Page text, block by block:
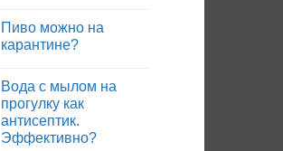
больнице?
записи
Сон
с
Пиво можно на
карантине?
записи
Пиво
можно
на
карантине?
Вода с мылом на
прогулку как
антисептик.
Эффективно?